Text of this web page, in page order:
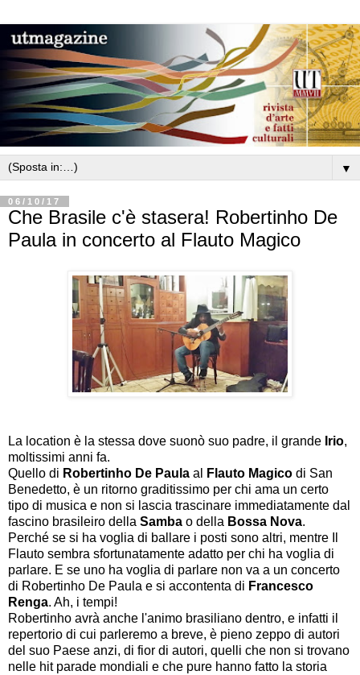
▼
06/10/17
Che Brasile c'è stasera! Robertinho De
Paula in concerto al Flauto Magico
La location è la stessa dove suonò suo padre, il grande Irio,
moltissimi anni fa.
Quello di Robertinho De Paula al Flauto Magico di San
Benedetto, è un ritorno graditissimo per chi ama un certo
tipo di musica e non si lascia trascinare immediatamente dal
fascino brasileiro della Samba o della Bossa Nova.
Perché se si ha voglia di ballare i posti sono altri, mentre Il
Flauto sembra sfortunatamente adatto per chi ha voglia di
parlare. E se uno ha voglia di parlare non va a un concerto
di Robertinho De Paula e si accontenta di Francesco
Renga. Ah, i tempi!
Robertinho avrà anche l'animo brasiliano dentro, e infatti il
repertorio di cui parleremo a breve, è pieno zeppo di autori
del suo Paese anzi, di fior di autori, quelli che non si trovano
nelle hit parade mondiali e che pure hanno fatto la storia